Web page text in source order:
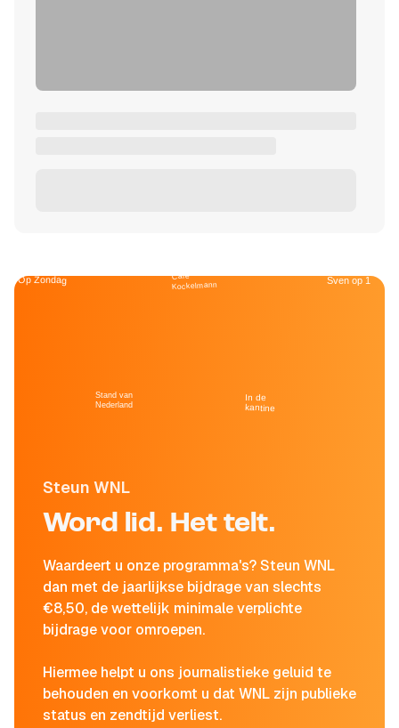
Steun WNL
Word lid. Het telt.
Waardeert u onze programma's? Steun WNL
dan met de jaarlijkse bijdrage van slechts
€8,50, de wettelijk minimale verplichte
bijdrage voor omroepen.
Hiermee helpt u ons journalistieke geluid te
behouden en voorkomt u dat WNL zijn publieke
status en zendtijd verliest.
Op Zondag
Stand van
Nederland
Café
Kockelmann
In de
kantine
Sven op 1